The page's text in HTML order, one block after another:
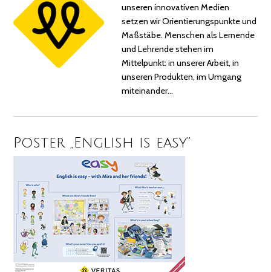
unseren innovativen Medien
setzen wir Orientierungspunkte und
Maßstäbe. Menschen als Lernende
und Lehrende stehen im
Mittelpunkt: in unserer Arbeit, in
unseren Produkten, im Umgang
miteinander…
Poster „English is easy“